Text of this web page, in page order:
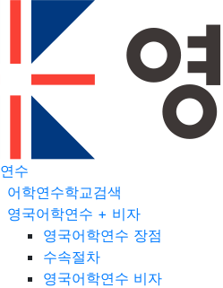
수
어학연수학교검색
영국어학연수 + 비자
영국어학연수 장점
수속절차
영국어학연수 비자